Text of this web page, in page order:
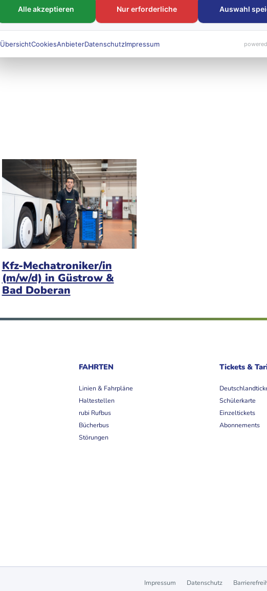
Kfz-Mechatroniker/in
(m/w/d) in Güstrow &
Bad Doberan
FAHRTEN
Linien & Fahrpläne
Haltestellen
rubi Rufbus
Bücherbus
Störungen
Tickets &
Schülerkarte
Einzeltickets
Abonnements
Impressum Datenschutz
Alle akzeptieren Nur erforderliche Auswahl
ÜbersichtCookiesAnbieterDatenschutzImpressum